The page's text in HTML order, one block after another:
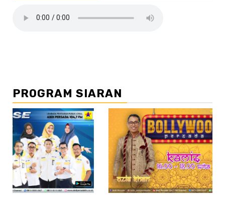
PROGRAM SIARAN
//2 //3